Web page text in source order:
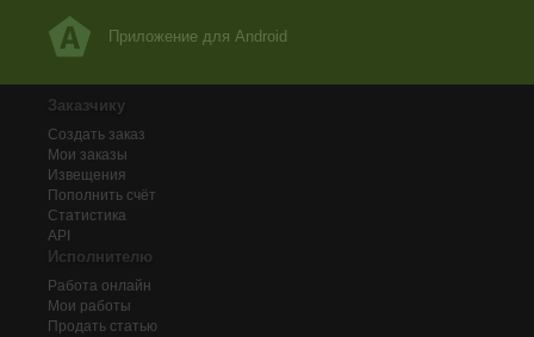
Приложение для Android
Заказчику
Создать заказ
Мои заказы
Извещения
Пополнить счёт
Статистика
API
Исполнителю
Работа онлайн
Мои работы
Продать статью